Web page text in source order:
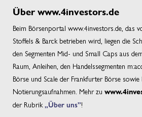
Über www.4investors.de
Beim Börsenportal www.4investors.de, das
Stoffels & Barck betrieben wird, liegen die
den Segmenten Mid- und Small Caps aus
Raum, Anleihen, den Handelssegmenten
Börse und Scale der Frankfurter Börse sowie
Notierungsaufnahmen. Mehr zu
der Rubrik „Über uns”!